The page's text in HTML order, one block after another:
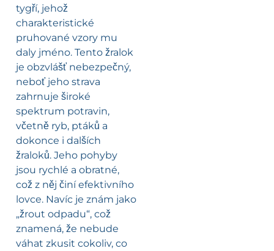
tygří, jehož
charakteristické
pruhované vzory mu
daly jméno. Tento žralok
je obzvlášť nebezpečný,
neboť jeho strava
zahrnuje široké
spektrum potravin,
včetně ryb, ptáků a
dokonce i dalších
žraloků. Jeho pohyby
jsou rychlé a obratné,
což z něj činí efektivního
lovce. Navíc je znám jako
„žrout odpadu“, což
znamená, že nebude
váhat zkusit cokoliv, co